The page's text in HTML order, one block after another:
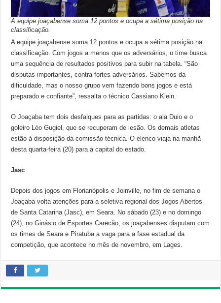
A equipe joaçabense soma 12 pontos e ocupa a sétima posição na
classificação.
A equipe joaçabense soma 12 pontos e ocupa a sétima posição na
classificação. Com jogos a menos que os adversários, o time busca
uma sequência de resultados positivos para subir na tabela. “São
disputas importantes, contra fortes adversários. Sabemos da
dificuldade, mas o nosso grupo vem fazendo bons jogos e está
preparado e confiante”, ressalta o técnico Cassiano Klein.
O Joaçaba tem dois desfalques para as partidas: o ala Duio e o
goleiro Léo Gugiel, que se recuperam de lesão. Os demais atletas
estão à disposição da comissão técnica. O elenco viaja na manhã
desta quarta-feira (20) para a capital do estado.
Jasc
Depois dos jogos em Florianópolis e Joinville, no fim de semana o
Joaçaba volta atenções para a seletiva regional dos Jogos Abertos
de Santa Catarina (Jasc), em Seara. No sábado (23) e no domingo
(24), no Ginásio de Esportes Carecão, os joaçabenses disputam com
os times de Seara e Piratuba a vaga para a fase estadual da
competição, que acontece no mês de novembro, em Lages.